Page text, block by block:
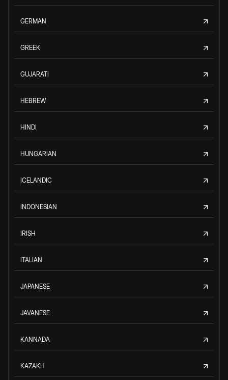
GERMAN
GREEK
GUJARATI
HEBREW
HINDI
HUNGARIAN
ICELANDIC
INDONESIAN
IRISH
ITALIAN
JAPANESE
JAVANESE
KANNADA
KAZAKH